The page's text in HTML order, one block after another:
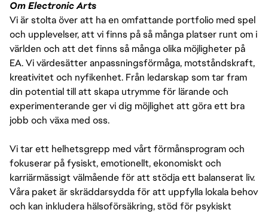
Om Electronic Arts
Vi är stolta över att ha en omfattande portfolio med spel
och upplevelser, att vi finns på så många platser runt om i
världen och att det finns så många olika möjligheter på
EA. Vi värdesätter anpassningsförmåga, motståndskraft,
kreativitet och nyfikenhet. Från ledarskap som tar fram
din potential till att skapa utrymme för lärande och
experimenterande ger vi dig möjlighet att göra ett bra
jobb och växa med oss.
Vi tar ett helhetsgrepp med vårt förmånsprogram och
fokuserar på fysiskt, emotionellt, ekonomiskt och
karriärmässigt välmående för att stödja ett balanserat liv.
Våra paket är skräddarsydda för att uppfylla lokala behov
och kan inkludera hälsoförsäkring, stöd för psykiskt